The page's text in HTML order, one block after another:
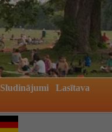
Sludinājumi
Lasītava